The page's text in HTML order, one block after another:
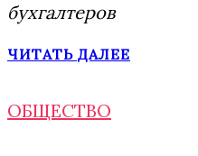
бухгалтеров
ЧИТАТЬ ДАЛЕЕ
ОБЩЕСТВО